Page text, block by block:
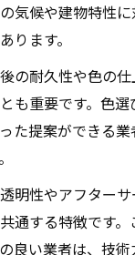
気候や建物特性
ります。
の耐久性や色の
も重要です。色
た提案ができる
明性やアフター
通する特徴です
良い業者は、技